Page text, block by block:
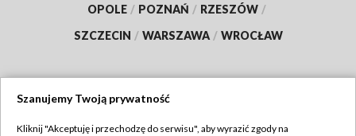
OPOLE / POZNAŃ / RZESZÓW /
SZCZECIN / WARSZAWA / WROCŁAW
Szanujemy Twoją prywatność
Kliknij "Akceptuję i przechodzę do serwisu", aby wyrazić zgody na